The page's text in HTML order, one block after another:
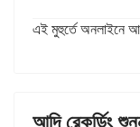
এই মুহুর্তে অনলাইনে
আদি রেকর্ডিং